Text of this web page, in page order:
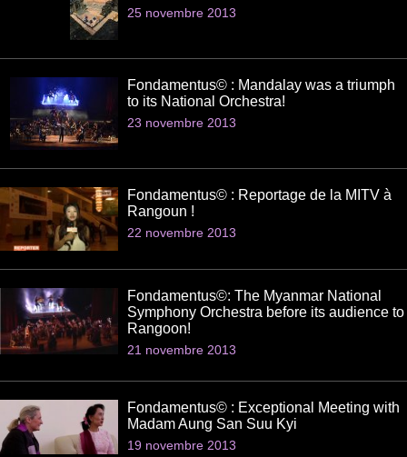
25 novembre 2013
Fondamentus© : Mandalay was a triumph
to its National Orchestra!
23 novembre 2013
Fondamentus© : Reportage de la MITV à
Rangoun !
22 novembre 2013
Fondamentus©: The Myanmar National
Symphony Orchestra before its audience to
Rangoon!
21 novembre 2013
Fondamentus© : Exceptional Meeting with
Madam Aung San Suu Kyi
19 novembre 2013